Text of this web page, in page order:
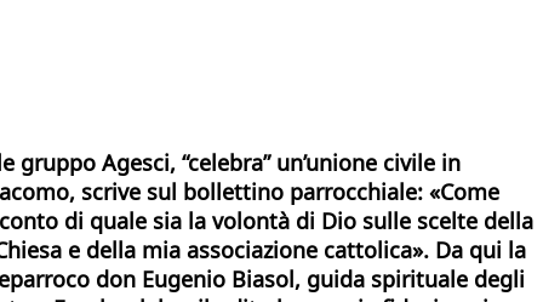
Agesci, “celebra” un’unione civile in
scrive sul bollettino parrocchiale: «Come
di quale sia la volontà di Dio sulle scelte della
e della mia associazione cattolica». Da qui la
don Eugenio Biasol, guida spirituale degli